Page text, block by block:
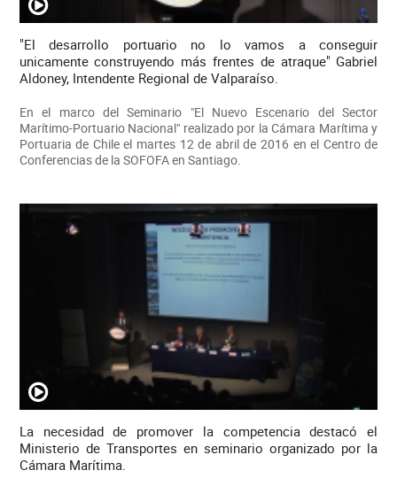
"El desarrollo portuario no lo vamos a conseguir
unicamente construyendo más frentes de atraque" Gabriel
Aldoney, Intendente Regional de Valparaíso.
En el marco del Seminario "El Nuevo Escenario del Sector
Marítimo-Portuario Nacional" realizado por la Cámara Marítima y
Portuaria de Chile el martes 12 de abril de 2016 en el Centro de
Conferencias de la SOFOFA en Santiago.
La necesidad de promover la competencia destacó el
Ministerio de Transportes en seminario organizado por la
Cámara Marítima.